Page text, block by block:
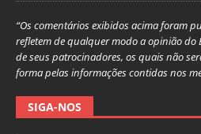
“Os comentários exibidos acima foram
refletem de qualquer modo a opinião do
de seus patrocinadores, os quais não
forma pelas informações contidas nos
SIGA-NOS